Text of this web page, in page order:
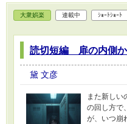
大衆娯楽 連載中 ｼｮｰﾄｼｮｰﾄ
読切短編 扉の内側か
黛 文彦
また新しい
の回し方で
が、いつ